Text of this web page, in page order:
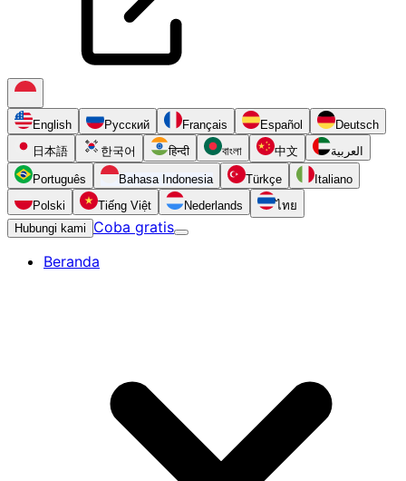
English Русский Français Español
Deutsch
日本語
한국어 हिन्दी বাংলা 中文 العربية
Português Bahasa Indonesia Türkçe
Italiano
Polski
Tiếng Việt Nederlands
ไทย
Hubungi kami
Coba gratis
Beranda